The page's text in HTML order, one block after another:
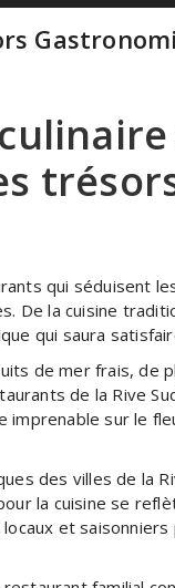
qui séduisent
De la cuisine
qui saura
de mer frais, de
de la Rive
sur le
des villes de la
la cuisine se
et